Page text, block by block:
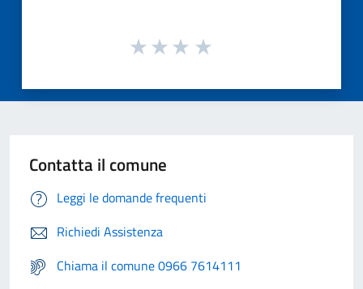
Contatta il comune
Leggi le domande frequenti
Richiedi Assistenza
Chiama il comune 0966 7614111